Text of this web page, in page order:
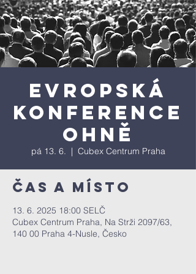
Evropská
konference
ohně
pá 13. 6.
  |
Cubex Centrum Praha
Čas a místo
13. 6. 2025 18:00 SELČ
Cubex Centrum Praha, Na Strži 2097/63,
140 00 Praha 4-Nusle, Česko